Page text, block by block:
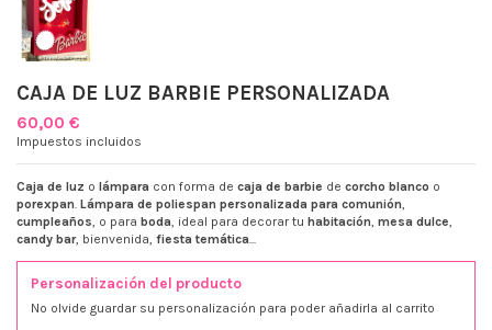
CAJA DE LUZ BARBIE PERSONALIZADA
60,00 €
Impuestos incluidos
Caja de luz o lámpara con forma de caja de barbie de corcho blanco o
porexpan. Lámpara de poliespan personalizada para comunión,
cumpleaños, o para boda, ideal para decorar tu habitación, mesa dulce,
candy bar, bienvenida, fiesta temática...
Personalización del producto
No olvide guardar su personalización para poder añadirla al carrito